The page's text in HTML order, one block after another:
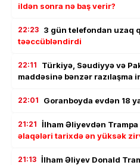
ildən sonra nə baş verir?
22:23 3 gün telefondan uzaq
təəccübləndirdi
22:11
Türkiyə, Səudiyyə və
maddəsinə bənzər razılaşma
22:01 Goranboyda evdən 18
21:21 İlham Əliyevdən Trampa
əlaqələri tarixdə ən yüksək
21:13 İlham Əliyev Donald